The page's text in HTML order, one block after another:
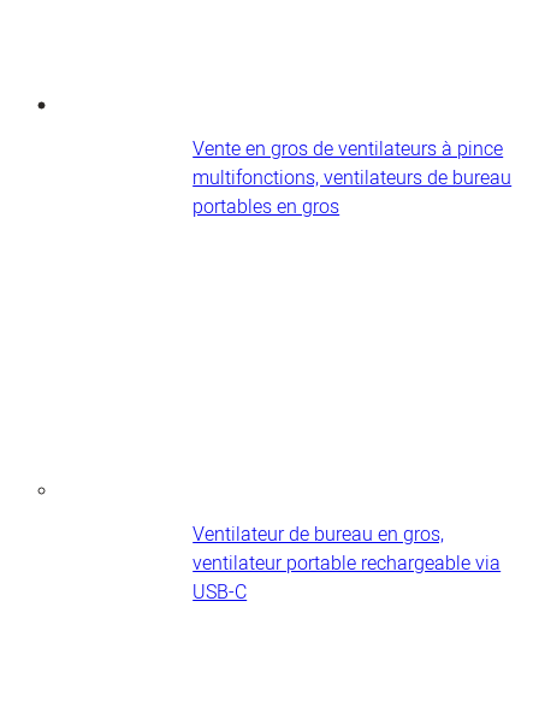
Vente en gros de ventilateurs à pince
multifonctions, ventilateurs de bureau
portables en gros
Ventilateur de bureau en gros,
ventilateur portable rechargeable via
USB-C